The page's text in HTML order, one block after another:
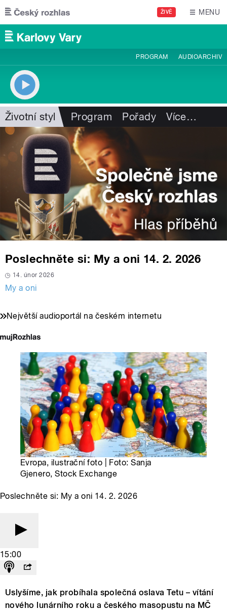
Přejít k hlavnímu obsahu
ŽIVĚ MENU
PROGRAM AUDIOARCHIV
Životní styl Program Pořady Více…
Poslechněte si: My a oni 14. 2. 2026
14. únor 2026
My a oni
Největší audioportál na českém internetu
Evropa, ilustrační foto | Foto: Sanja
Gjenero, Stock Exchange
Poslechněte si: My a oni 14. 2. 2026
15:00
Uslyšíme, jak probíhala společná oslava Tetu – vítání
nového lunárního roku a českého masopustu na MČ